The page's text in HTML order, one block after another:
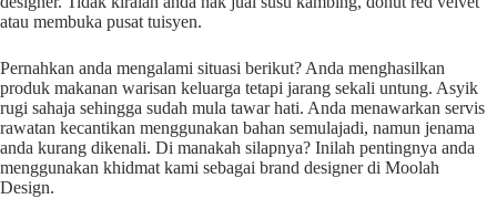
atau membuka pusat tuisyen.
Pernahkan anda mengalami situasi berikut? Anda menghasilkan
produk makanan warisan keluarga tetapi jarang sekali untung. Asyik
rugi sahaja sehingga sudah mula tawar hati. Anda menawarkan servis
rawatan kecantikan menggunakan bahan semulajadi, namun jenama
anda kurang dikenali. Di manakah silapnya? Inilah pentingnya anda
menggunakan khidmat kami sebagai brand designer di Moolah
Design.